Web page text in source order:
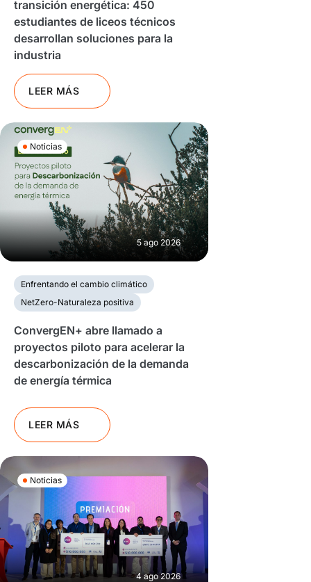
transición energética: 450
estudiantes de liceos técnicos
desarrollan soluciones para la
industria
LEER MÁS
Noticias
5 ago 2026
Enfrentando el cambio climático
NetZero-Naturaleza positiva
ConvergEN+ abre llamado a
proyectos piloto para acelerar la
descarbonización de la demanda
de energía térmica
LEER MÁS
Noticias
4 ago 2026